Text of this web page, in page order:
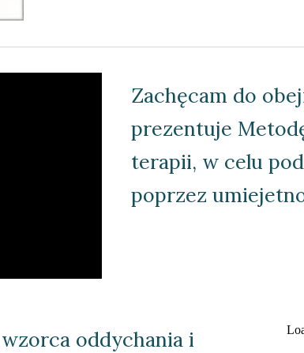
Zachęcam do
prezentuje
terapii, w celu
poprzez
oddychania i